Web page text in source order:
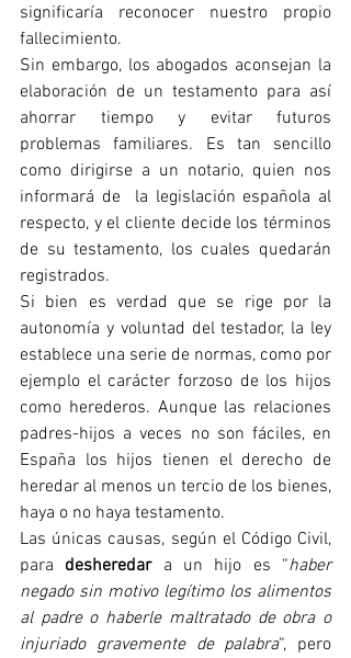
significaría reconocer nuestro propio
fallecimiento.
Sin embargo, los abogados aconsejan la
elaboración de un testamento para así
ahorrar tiempo y evitar futuros
problemas familiares. Es tan sencillo
como dirigirse a un notario, quien nos
informará de  la legislación española al
respecto, y el cliente decide los términos
de su testamento, los cuales quedarán
registrados.
Si bien es verdad que se rige por la
autonomía y voluntad del testador, la ley
establece una serie de normas, como por
ejemplo el carácter forzoso de los hijos
como herederos. Aunque las relaciones
padres-hijos a veces no son fáciles, en
España los hijos tienen el derecho de
heredar al menos un tercio de los bienes,
haya o no haya testamento.
Las únicas causas, según el Código Civil,
para desheredar a un hijo es “haber
negado sin motivo legítimo los alimentos
al padre o haberle maltratado de obra o
injuriado gravemente de palabra“, pero